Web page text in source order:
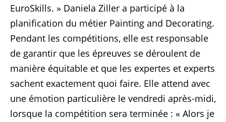
EuroSkills. » Daniela Ziller a participé à la
planification du métier Painting and Decorating.
Pendant les compétitions, elle est responsable
de garantir que les épreuves se déroulent de
manière équitable et que les expertes et experts
sachent exactement quoi faire. Elle attend avec
une émotion particulière le vendredi après-midi,
lorsque la compétition sera terminée : « Alors je